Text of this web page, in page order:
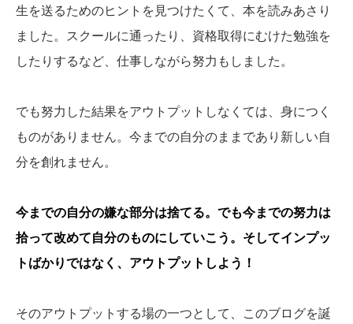
生を送るためのヒントを見つけたくて、本を読みあさり
ました。スクールに通ったり、資格取得にむけた勉強を
したりするなど、仕事しながら努力もしました。
でも努力した結果をアウトプットしなくては、身につく
ものがありません。今までの自分のままであり新しい自
分を創れません。
今までの自分の嫌な部分は捨てる。でも今までの努力は
拾って改めて自分のものにしていこう。そしてインプッ
トばかりではなく、アウトプットしよう！
そのアウトプットする場の一つとして、このブログを誕